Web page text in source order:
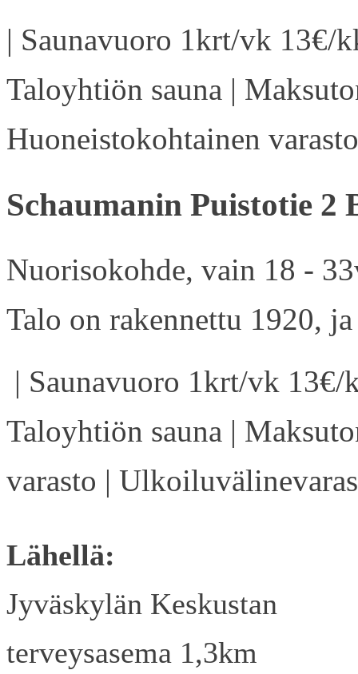
| Saunavuoro 1krt/vk 13€/
Taloyhtiön sauna |
Huoneistokohtainen
Schaumanin Puistotie 2
Nuorisokohde, vain 18 -
Talo on rakennettu 1920,
| Saunavuoro 1krt/vk
Taloyhtiön sauna |
varasto |
Lähellä:
Jyväskylän Keskustan
terveysasema 1,3km